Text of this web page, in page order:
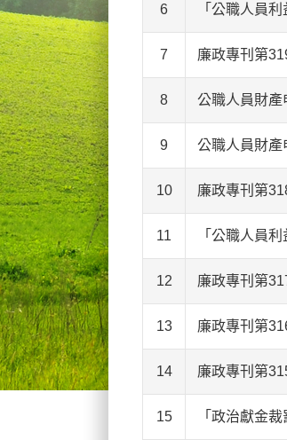
6 「公職人員
7 廉政專刊第
8 公職人員財產
9 公職人員財產
10 廉政專刊第
11 「公職人員
12 廉政專刊第
13 廉政專刊第
14 廉政專刊第
15 「政治獻金